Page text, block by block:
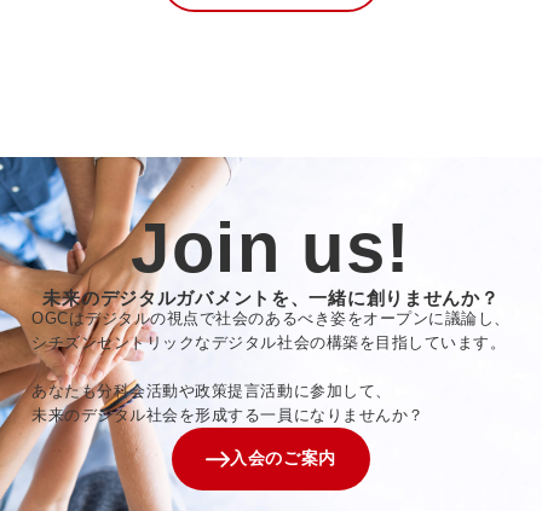
Join us!
未来のデジタルガバメントを、一緒に創りませんか？
OGCはデジタルの視点で社会のあるべき姿をオープンに議論し、
シチズンセントリックなデジタル社会の構築を目指しています。
あなたも分科会活動や政策提言活動に参加して、
未来のデジタル社会を形成する一員になりませんか？
入会のご案内